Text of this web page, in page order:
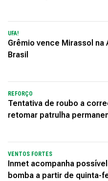
UFA!
Grêmio vence Mirassol na
Brasil
REFORÇO
Tentativa de roubo a
retomar patrulha
VENTOS FORTES
Inmet acompanha
bomba a partir de quinta-